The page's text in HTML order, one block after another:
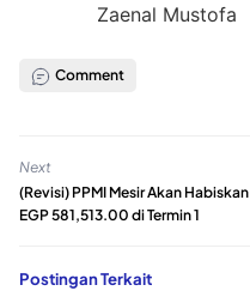
Zaenal Mustofa
Comment
Next
(Revisi) PPMI Mesir Akan Habiskan
EGP 581,513.00 di Termin 1
Postingan Terkait